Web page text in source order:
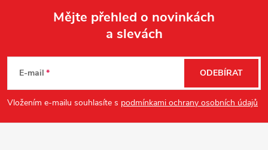
p
a
Mějte přehled o novinkách
a slevách
E-mail
Vložením e-mailu souhlasíte s podmínkami ochrany osobních údajů
ODEBÍRAT